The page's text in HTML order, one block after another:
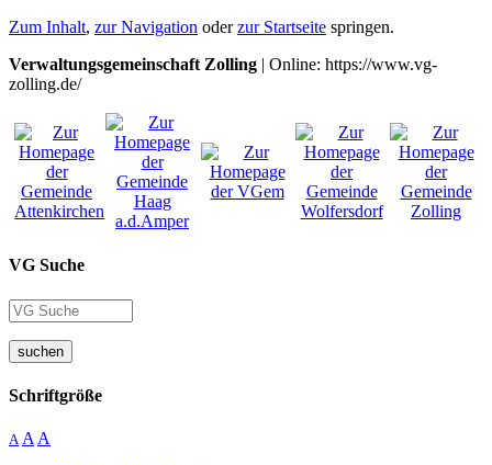
Zum Inhalt, zur Navigation oderzur Startseite springen.
Verwaltungsgemeinschaft Zolling | Online: https://www.vg-
zolling.de/
VG Suche
suchen
Schriftgröße
A A A